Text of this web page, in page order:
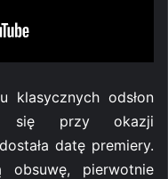
odsłon
się przy okazji
dostała datę premiery.
obsuwę, pierwotnie